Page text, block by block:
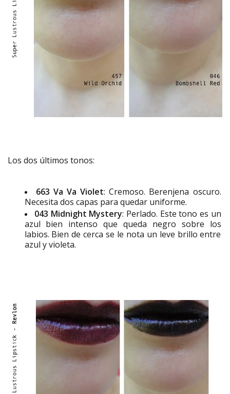
Los dos últimos tonos:
663 Va Va Violet: Cremoso. Berenjena oscuro.
Necesita dos capas para quedar uniforme.
043 Midnight Mystery: Perlado. Este tono es un
azul bien intenso que queda negro sobre los
labios. Bien de cerca se le nota un leve brillo entre
azul y violeta.